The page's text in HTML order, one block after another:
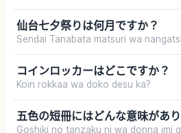
仙台七夕祭りは何月ですか？
Sendai Tanabata matsuri wa
コインロッカーはどこですか？
Koin rokkaa wa doko desu ka?
五色の短冊にはどんな意味があ
Goshiki no tanzaku ni wa donna imi